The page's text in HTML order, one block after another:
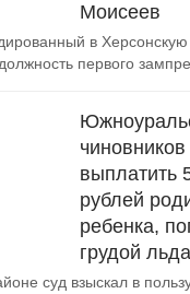
Моисеев
в Херсонскую
первого
выплатить
рублей
ребенка,
грудой льда
суд взыскал в